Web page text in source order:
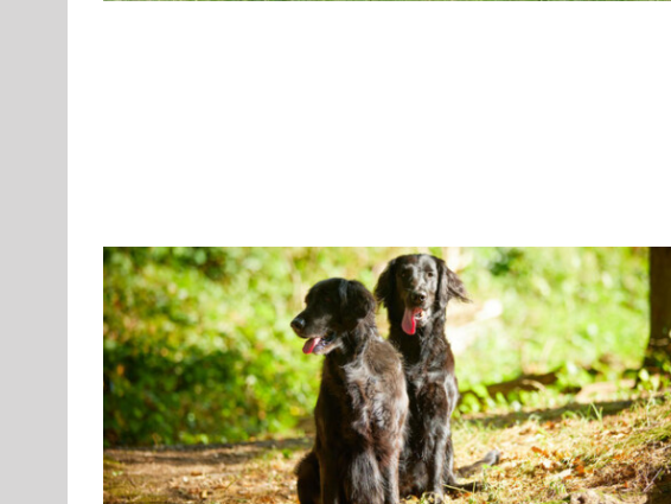
Flat Coated Retriever – Descendant of noble Flatcoated
F Gruppe 8 Gruppe 8-Sektion 1 Gruppe 8-Sektion 1 Züchter Flatcoated Retriever
Gruppe 8-Sektion 1-Flatcoated Retriever Landesgruppe Retriever
Rassehunde
Standard Rassehunde von A bis Z Rassehundezüchter